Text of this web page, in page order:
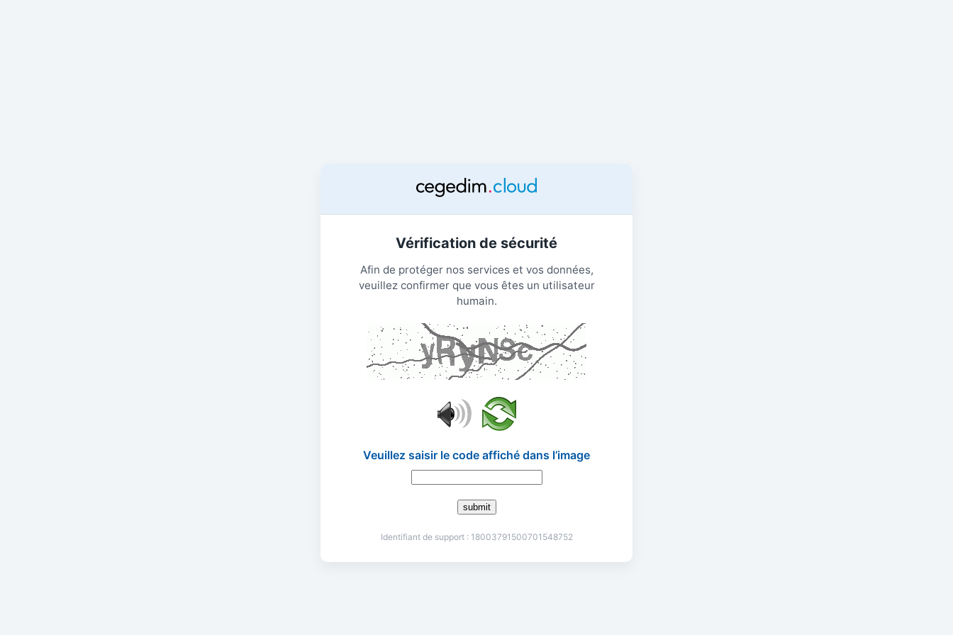
Vérification de sécurité
Afin de protéger nos services et vos données,
veuillez confirmer que vous êtes un utilisateur
humain.
Veuillez saisir le code affiché dans l’image
submit
Identifiant de support : 18003791500701548752